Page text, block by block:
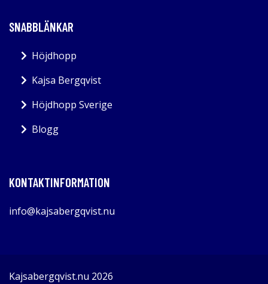
SNABBLÄNKAR
Höjdhopp
Kajsa Bergqvist
Höjdhopp Sverige
Blogg
KONTAKTINFORMATION
info@kajsabergqvist.nu
Kajsabergqvist.nu 2026